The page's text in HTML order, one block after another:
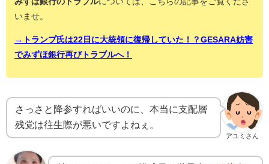
いませ。
→トランプ氏は22日に大統領に復帰していた！？GESARA妨害
でみずほ銀行再びトラブルへ！
アユミさん
さっさと降参すればいいのに、本当に支配層
残党は往生際が悪いですよねぇ。